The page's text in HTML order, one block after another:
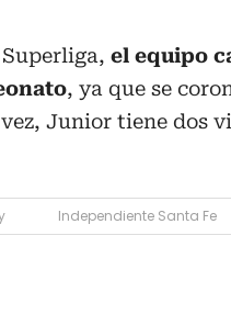
el equipo
, ya que se
vez, Junior tiene dos
Independiente Santa Fe